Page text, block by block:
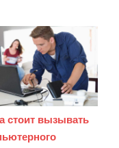
стоит вызывать